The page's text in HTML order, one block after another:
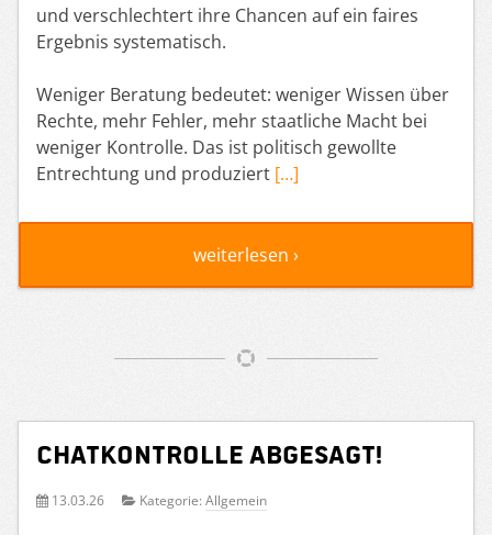
und verschlechtert ihre Chancen auf ein faires
Ergebnis systematisch.
Weniger Beratung bedeutet: weniger Wissen über
Rechte, mehr Fehler, mehr staatliche Macht bei
weniger Kontrolle. Das ist politisch gewollte
Entrechtung und produziert […]
weiterlesen ›
Chatkontrolle abgesagt!
13.03.26 Kategorie: Allgemein